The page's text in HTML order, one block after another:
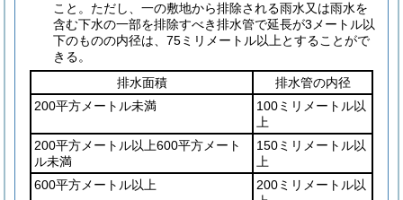
こと。 ただし、一の敷地から排除される雨水又は雨水を
含む下水の一部を排除すべき排水管で延長が3メートル以
下のものの内径は、75ミリメートル以上とすることがで
きる。
排水面積
排水管の内径
200平方メートル未満
100ミリメートル以
上
200平方メートル以上600平方メート
ル未満
150ミリメートル以
上
600平方メートル以上
200ミリメートル以